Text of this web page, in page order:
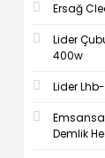
Ersağ
Lider
400w
Lider
Demlik